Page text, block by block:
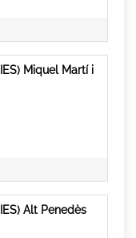
Miquel Martí i
Alt Penedès